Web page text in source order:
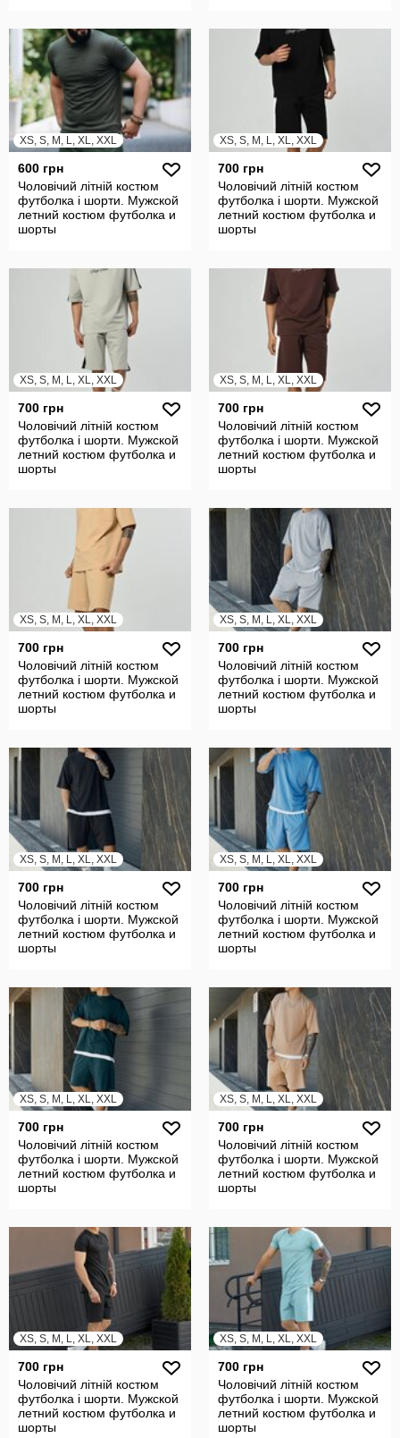
XS, S, M, L, XL, XXL
600 грн
Чоловічий літній костюм
футболка і шорти. Мужской
летний костюм футболка и
шорты
XS, S, M, L, XL, XXL
700 грн
Чоловічий літній костюм
футболка і шорти. Мужской
летний костюм футболка и
шорты
XS, S, M, L, XL, XXL
700 грн
Чоловічий літній костюм
футболка і шорти. Мужской
летний костюм футболка и
шорты
XS, S, M, L, XL, XXL
700 грн
Чоловічий літній костюм
футболка і шорти. Мужской
летний костюм футболка и
шорты
XS, S, M, L, XL, XXL
700 грн
Чоловічий літній костюм
футболка і шорти. Мужской
летний костюм футболка и
шорты
XS, S, M, L, XL, XXL
700 грн
Чоловічий літній костюм
футболка і шорти. Мужской
летний костюм футболка и
шорты
XS, S, M, L, XL, XXL
700 грн
Чоловічий літній костюм
футболка і шорти. Мужской
летний костюм футболка и
шорты
XS, S, M, L, XL, XXL
700 грн
Чоловічий літній костюм
футболка і шорти. Мужской
летний костюм футболка и
шорты
XS, S, M, L, XL, XXL
700 грн
Чоловічий літній костюм
футболка і шорти. Мужской
летний костюм футболка и
шорты
XS, S, M, L, XL, XXL
700 грн
Чоловічий літній костюм
футболка і шорти. Мужской
летний костюм футболка и
шорты
XS, S, M, L, XL, XXL
700 грн
Чоловічий літній костюм
футболка і шорти. Мужской
летний костюм футболка и
шорты
XS, S, M, L, XL, XXL
700 грн
Чоловічий літній костюм
футболка і шорти. Мужской
летний костюм футболка и
шорты